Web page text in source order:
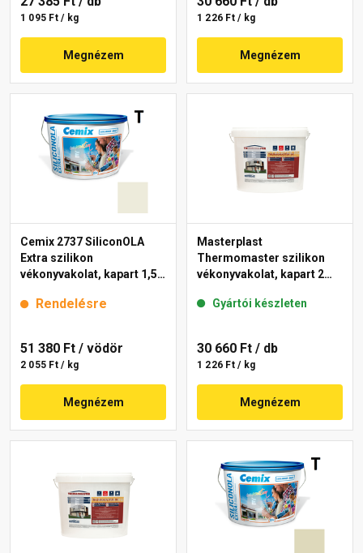
1 095 Ft / kg
Megnézem
1 226 Ft / kg
Megnézem
Cemix 2737 SiliconOLA
Extra szilikon
vékonyvakolat, kapart 1,5
Rendelésre
51 380 Ft / vödör
2 055 Ft / kg
Megnézem
Masterplast
Thermomaster szilikon
vékonyvakolat, kapart 2
Gyártói készleten
30 660 Ft / db
1 226 Ft / kg
Megnézem